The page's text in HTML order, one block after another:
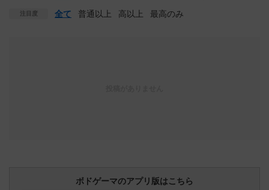
注目度 全て 普通以上 高以上 最高のみ
ボドゲーマのアプリ版はこちら